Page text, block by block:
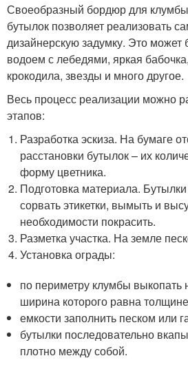
Своеобразный бордюр для
бутылок позволяет реализовать
дизайнерскую задумку. Это может
водоем с лебедями, яркая
крокодила, звезды и много другое.
Весь процесс реализации можно
этапов:
Разработка эскиза. На бумаге
расстановки бутылок – их
форму цветника.
Подготовка материала.
сорвать этикетки, вымыть и
необходимости покрасить.
Разметка участка. На земле
Установка ограды:
по периметру клумбы выкопать
ширина которого равна
емкости заполнить песком или
бутылки последовательно
плотно между собой.